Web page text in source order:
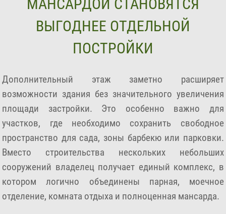
МАНСАРДОЙ СТАНОВЯТСЯ
ВЫГОДНЕЕ ОТДЕЛЬНОЙ
ПОСТРОЙКИ
Дополнительный этаж заметно расширяет
возможности здания без значительного увеличения
площади застройки. Это особенно важно для
участков, где необходимо сохранить свободное
пространство для сада, зоны барбекю или парковки.
Вместо строительства нескольких небольших
сооружений владелец получает единый комплекс, в
котором логично объединены парная, моечное
отделение, комната отдыха и полноценная мансарда.